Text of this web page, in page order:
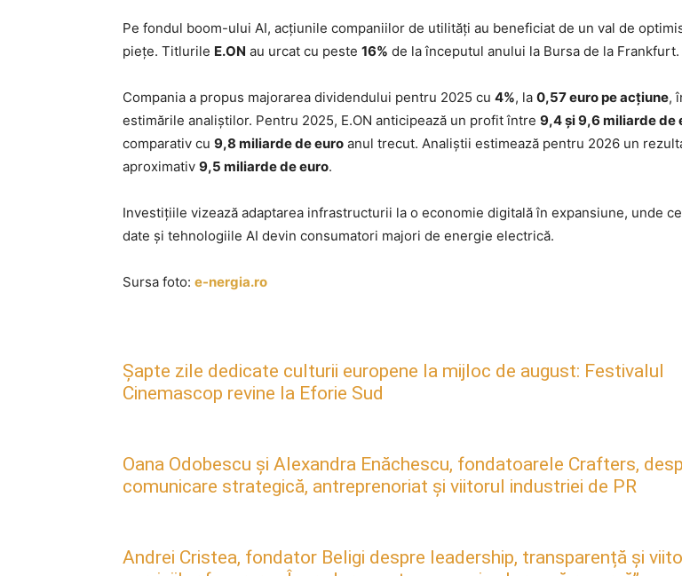
Pe fondul boom-ului AI, acțiunile companiilor de utilități au beneficiat de un val de
piețe. Titlurile E.ON au urcat cu peste 16% de la începutul anului la Bursa de la Frankfurt.
Compania a propus majorarea dividendului pentru 2025 cu 4%, la 0,57 euro pe acțiune,
estimările analiștilor. Pentru 2025, E.ON anticipează un profit între 9,4 și 9,6 miliarde de
comparativ cu 9,8 miliarde de euro anul trecut. Analiștii estimează pentru 2026 un
aproximativ 9,5 miliarde de euro.
Investițiile vizează adaptarea infrastructurii la o economie digitală în expansiune, unde
date și tehnologiile AI devin consumatori majori de energie electrică.
Sursa foto: e-nergia.ro
Șapte zile dedicate culturii europene la mijloc de august: Festivalul
Cinemascop revine la Eforie Sud
Oana Odobescu și Alexandra Enăchescu, fondatoarele Crafters,
comunicare strategică, antreprenoriat și viitorul industriei de PR
Andrei Cristea, fondator Beligi despre leadership, transparență și